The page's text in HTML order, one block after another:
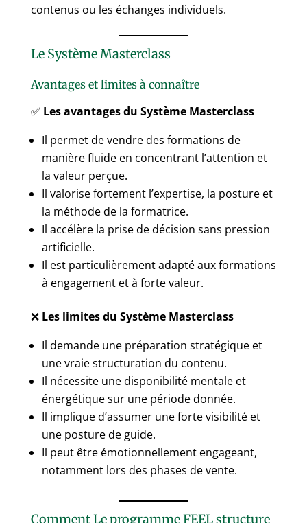
contenus ou les échanges individuels.
Le Système Masterclass
Avantages et limites à connaître
✅ Les avantages du Système Masterclass
Il permet de vendre des formations de
manière fluide en concentrant l’attention et
la valeur perçue.
Il valorise fortement l’expertise, la posture et
la méthode de la formatrice.
Il accélère la prise de décision sans pression
artificielle.
Il est particulièrement adapté aux formations
à engagement et à forte valeur.
❌ Les limites du Système Masterclass
Il demande une préparation stratégique et
une vraie structuration du contenu.
Il nécessite une disponibilité mentale et
énergétique sur une période donnée.
Il implique d’assumer une forte visibilité et
une posture de guide.
Il peut être émotionnellement engageant,
notamment lors des phases de vente.
CommentLe programme FEELstructure